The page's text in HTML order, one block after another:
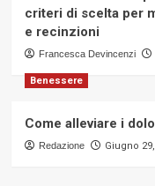
criteri di scelta per
e recinzioni
Francesca Devincenzi
Benessere
Come alleviare i
Redazione Giugno